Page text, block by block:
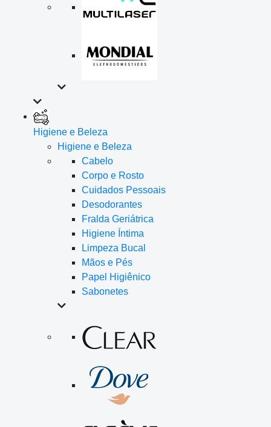
Higiene e Beleza
Higiene e Beleza
Cabelo
Corpo e Rosto
Cuidados Pessoais
Desodorantes
Fralda Geriátrica
Higiene Íntima
Limpeza Bucal
Mãos e Pés
Papel Higiênico
Sabonetes